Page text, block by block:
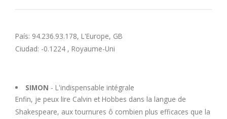
País: 94.236.93.178, L'Europe, GB
Ciudad: -0.1224 , Royaume-Uni
SIMON - L'indispensable intégrale
Enfin, je peux lire Calvin et Hobbes dans la langue de
Shakespeare, aux tournures ô combien plus efficaces que la